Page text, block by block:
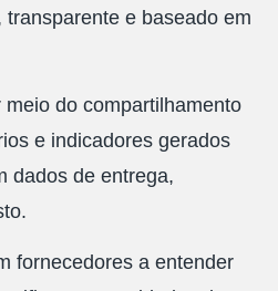
e baseado em
do compartilhamento
e indicadores gerados
dados de entrega,
fornecedores a entender